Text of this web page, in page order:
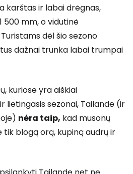
karštas ir labai drėgnas,
500 mm, o vidutinė
dėl šio sezono
dažnai trunka labai trumpai
kuriose yra aiškiai
lietingasis sezonai, Tailande (ir
nėra taip, kad musonų
blogą orą, kupiną audrų ir